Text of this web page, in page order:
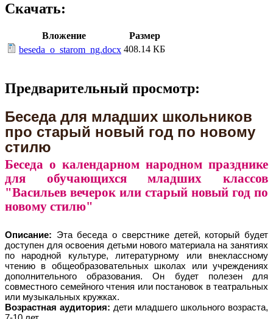
Скачать:
Вложение
Размер
beseda_o_starom_ng.docx 408.14 КБ
Предварительный просмотр:
Беседа для младших школьников
про старый новый год по новому
стилю
Беседа о календарном народном празднике
для обучающихся младших классов
"Васильев вечерок или старый новый год по
новому стилю"
Описание: Эта беседа о сверстнике детей, который будет
доступен для освоения детьми нового материала на занятиях
по народной культуре, литературному или внеклассному
чтению в общеобразовательных школах или учреждениях
дополнительного образования. Он будет полезен для
совместного семейного чтения или постановок в театральных
или музыкальных кружках.
Возрастная аудитория: дети младшего школьного возраста,